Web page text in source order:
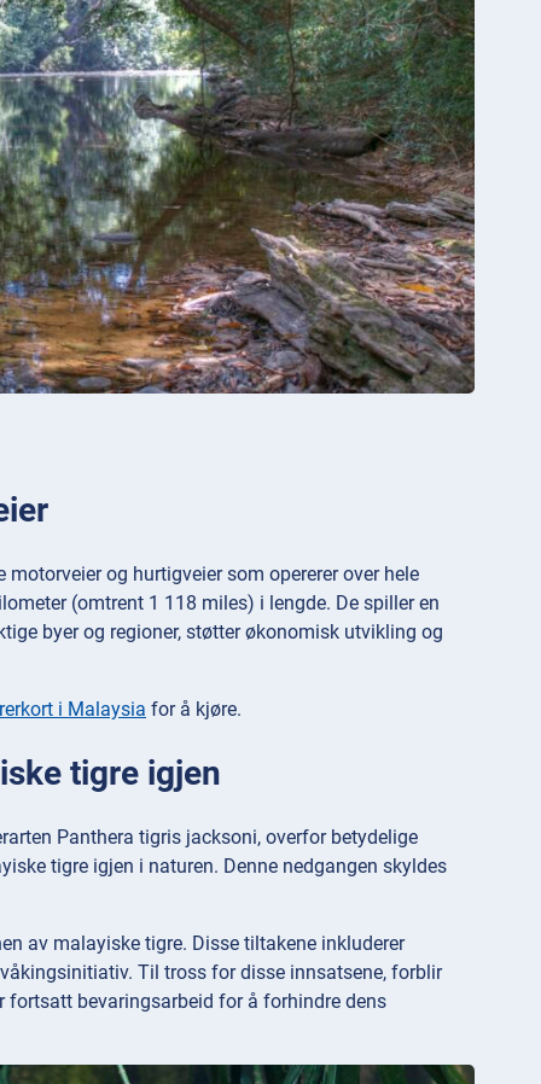
og hurtigveier som opererer over hele
(omtrent 1 118 miles) i lengde. De spiller en
byer og regioner, støtter økonomisk utvikling og
i Malaysia for å kjøre.
tigre igjen
Panthera tigris jacksoni, overfor betydelige
tigre igjen i naturen. Denne nedgangen skyldes
av malayiske tigre. Disse tiltakene inkluderer
Til tross for disse innsatsene, forblir
fortsatt bevaringsarbeid for å forhindre dens